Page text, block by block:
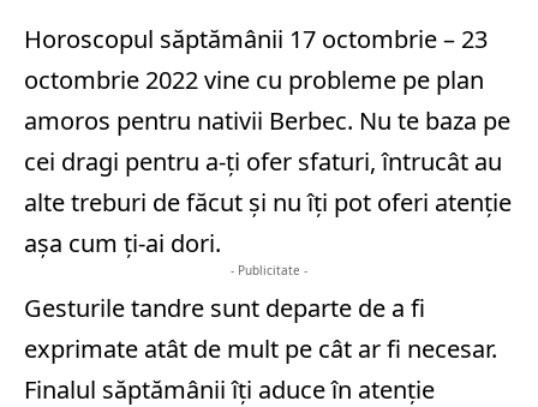
Horoscopul săptămânii 17 octombrie – 23
octombrie 2022 vine cu probleme pe plan
amoros pentru nativii Berbec. Nu te baza pe
cei dragi pentru a-ți ofer sfaturi, întrucât au
alte treburi de făcut și nu îți pot oferi atenție
așa cum ți-ai dori.
- Publicitate -
Gesturile tandre sunt departe de a fi
exprimate atât de mult pe cât ar fi necesar.
Finalul săptămânii îți aduce în atenție